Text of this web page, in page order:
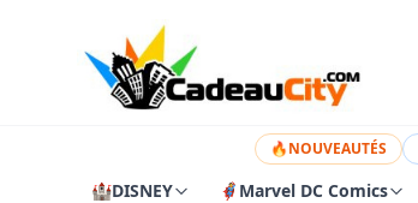
🔥NOUVEAUTÉS
🏰DISNEY 🦸 Marvel DC Comics